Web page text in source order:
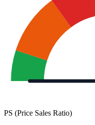
PS (Price Sales Ratio)